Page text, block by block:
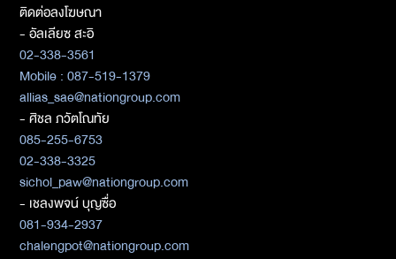
ติดต่อลงโฆษณา
- อัลเลียซ สะอิ
02-338-3561
Mobile : 087-519-1379
allias_sae@nationgroup.com
- ศิชล ภวัตโณทัย
085-255-6753
02-338-3325
sichol_paw@nationgroup.com
- เชลงพจน์ บุญซื่อ
081-934-2937
chalengpot@nationgroup.com